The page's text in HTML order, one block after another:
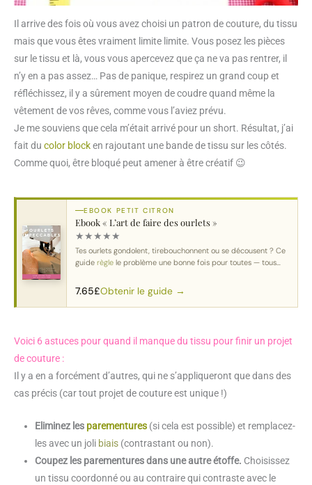
Il arrive des fois où vous avez choisi un patron de couture, du tissu
mais que vous êtes vraiment limite limite. Vous posez les pièces
sur le tissu et là, vous vous apercevez que ça ne va pas rentrer, il
n’y en a pas assez… Pas de panique, respirez un grand coup et
réfléchissez, il y a sûrement moyen de coudre quand même la
vêtement de vos rêves, comme vous l’aviez prévu.
Je me souviens que cela m’était arrivé pour un short. Résultat, j’ai
fait du color blocken rajoutant une bande de tissu sur les côtés.
Comme quoi, être bloqué peut amener à être créatif 😉
EBOOK PETIT CITRON
Ebook « L’art de faire des ourlets »
★★★★★
Tes ourlets gondolent, tirebouchonnent ou se décousent ? Ce
guide règle le problème une bonne fois pour toutes — tous
7.65£Obtenir le guide →
Voici 6 astuces pour quand il manque du tissu pour finir un projet
de couture :
Il y a en a forcément d’autres, qui ne s’appliqueront que dans des
cas précis (car tout projet de couture est unique !)
Eliminez les parementures (si cela est possible) et remplacez-
les avec un joli biais (contrastant ou non).
Coupez les parementures dans une autre étoffe. Choisissez
un tissu coordonné ou au contraire qui contraste avec le